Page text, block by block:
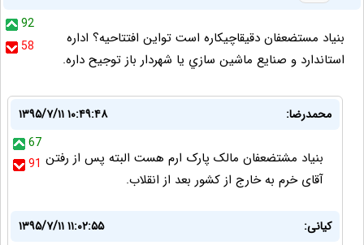
92
58
بنياد مستضعفان دقيقاچيكاره است تواين افتتاحيه؟ اداره
استاندارد و صنايع ماشين سازي يا شهردار باز توجيح داره.
محمدرضا:
۱۳۹۵/۷/۱۱ ۱۰:۴۹:۴۸
67
91 بنیاد مشتضعفان مالک پارک ارم هست البته پس از رفتن
آقای خرم به خارج از کشور بعد از انقلاب.
کیانی:
۱۳۹۵/۷/۱۱ ۱۱:۰۲:۵۵